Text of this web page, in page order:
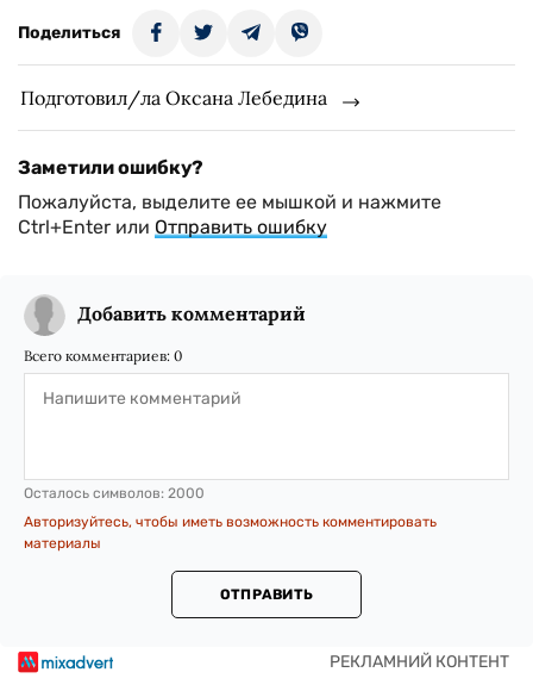
Поделиться
Подготовил/ла Оксана Лебедина
Заметили ошибку?
Пожалуйста, выделите ее мышкой и нажмите
Ctrl+Enter или Отправить ошибку
Добавить комментарий
Всего комментариев: 0
Осталось символов: 2000
Авторизуйтесь, чтобы иметь возможность комментировать
материалы
ОТПРАВИТЬ